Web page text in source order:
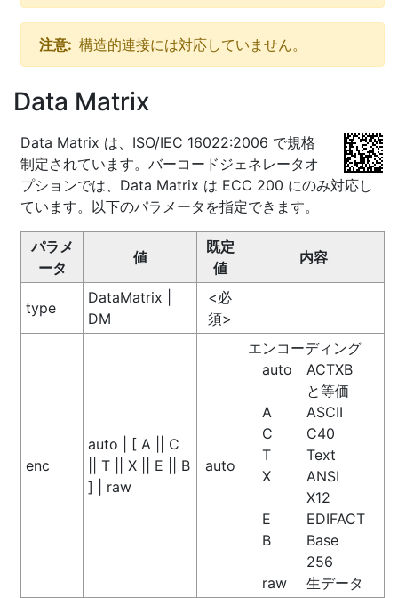
注意: 構造的連接には対応していません。
Data Matrix
Data Matrix は、ISO/IEC 16022:2006 で規格
制定されています。バーコードジェネレータオ
プションでは、Data Matrix は ECC 200 にのみ対応し
ています。以下のパラメータを指定できます。
パラメ
ータ
値
既定
値
内容
type
DataMatrix |
DM
<必
須>
enc
auto | [ A || C
|| T || X || E || B
] | raw
auto
エンコーディング
auto
ACTXB
と等価
A
ASCII
C
C40
T
Text
X
ANSI
X12
E
EDIFACT
B
Base
256
raw
生データ